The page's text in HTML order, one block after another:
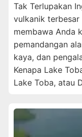
Tak Terlupakan
vulkanik
membawa Anda
pemandangan
kaya, dan
Kenapa Lake
Lake Toba, atau